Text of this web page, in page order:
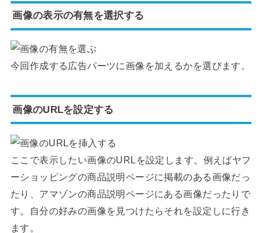
画像の表示の有無を選択する
今回作成する広告パーツに画像を加えるかを選びます。
画像のURLを設定する
ここで表示したい画像のURLを設定します。例えばヤフ
ーショッピングの商品説明ページに掲載のある画像だっ
たり、アマゾンの商品説明ページにある画像だったりで
す。自分の好みの画像を見つけたらそれを設定しに行き
ます。